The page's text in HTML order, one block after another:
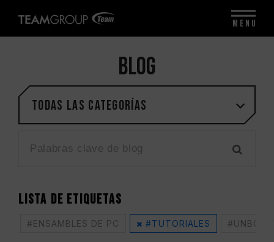
BLOG
Todas las categorías
LISTA DE ETIQUETAS
#ENSAMBLES DE PC #TUTORIALES
MENU